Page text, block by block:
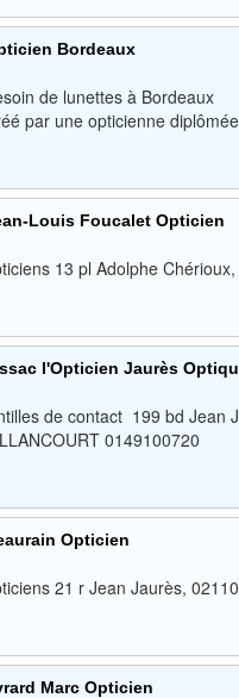
Bordeaux
de lunettes à Bordeaux
par une opticienne
Louis Foucalet Opticien
13 pl Adolphe
l'Opticien Jaurès
de contact 199 bd Jean
0149100720
Opticien
21 r Jean Jaurès,
Marc Opticien